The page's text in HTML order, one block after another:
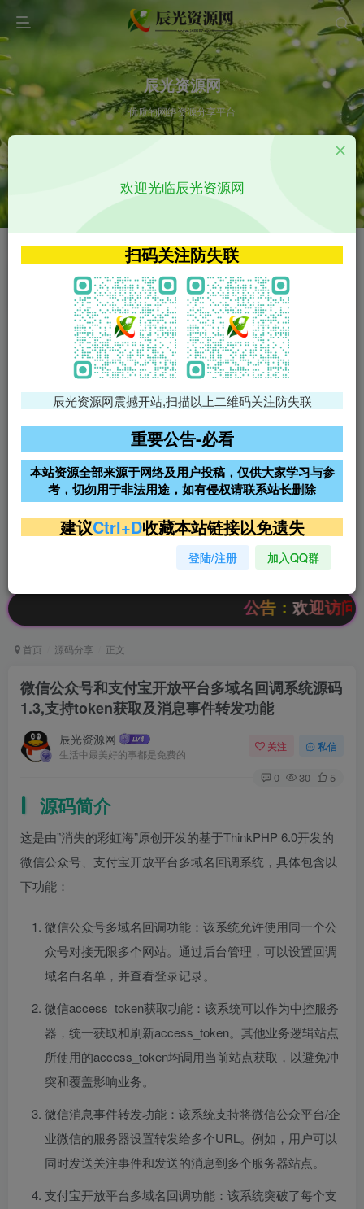
辰光资源网
优质的网络资源分享平台
VIP特权介绍 APP源码
VIP特权介绍
火
VIP特权介绍
影视源码
影视源码
免费领支付宝红包
腾讯轻量4核4G3M服务器38元/
阿里云2核2G200M服务器68元/
年
雨云高防免备案服务器
超低价文字广告位招租 超低价文字广告位招租
超低价文字广告位招租
公告：欢迎访问辰光资
首页 源码分享 正文
微信公众号和支付宝开放平台多域名回调系统源码
1.3,支持token获取及消息事件转发功能
辰光资源网
生活中最美好的事都是免费的
关注 私信
0 30 5
源码简介
这是由”消失的彩虹海”原创开发的基于ThinkPHP 6.0开发的
微信公众号、支付宝开放平台多域名回调系统，具体包含以
下功能：
微信公众号多域名回调功能：该系统允许使用同一个公
众号对接无限多个网站。通过后台管理，可以设置回调
域名白名单，并查看登录记录。
微信access_token获取功能：该系统可以作为中控服务
器，统一获取和刷新access_token。其他业务逻辑站点
所使用的access_token均调用当前站点获取，以避免冲
突和覆盖影响业务。
微信消息事件转发功能：该系统支持将微信公众平台/企
业微信的服务器设置转发给多个URL。例如，用户可以
同时发送关注事件和发送的消息到多个服务器站点。
支付宝开放平台多域名回调功能：该系统突破了每个支
欢迎光临辰光资源网
扫码关注防失联
辰光资源网震撼开站,扫描以上二维码关注防失联
重要公告-必看
本站资源全部来源于网络及用户投稿，仅供大家学习与参
考，切勿用于非法用途，如有侵权请联系站长删除
建议Ctrl+D收藏本站链接以免遗失
登陆/注册 加入QQ群